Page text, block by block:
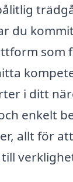
du
som
i ditt
enkelt
allt för